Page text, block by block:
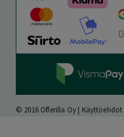
© 2016 Offerilla Oy | Käyttöehdot